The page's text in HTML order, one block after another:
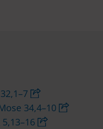
34,4–10
5,13–16